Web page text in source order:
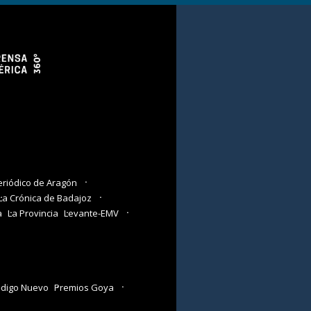
de Aragón
Crónica de Badajoz
La Provincia Levante-EMV
Nuevo Premios Goya